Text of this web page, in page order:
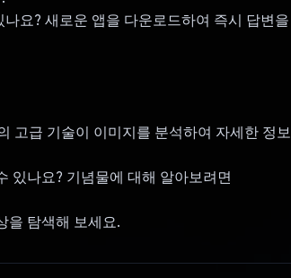
요? 새로운 앱을 다운로드하여 즉시 답변을
고급 기술이 이미지를 분석하여 자세한 정보
있나요? 기념물에 대해 알아보려면
을 탐색해 보세요.